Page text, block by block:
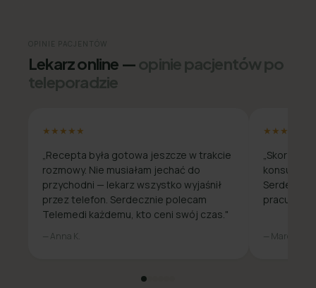
OPINIE PACJENTÓW
Lekarz online —opinie pacjentów po
teleporadzie
★★★★★
„Recepta była gotowa jeszcze w trakcie
rozmowy. Nie musiałam jechać do
przychodni — lekarz wszystko wyjaśnił
przez telefon. Serdecznie polecam
Telemedi każdemu, kto ceni swój czas."
— Anna K.
★★★★★
pracuje
— Marcin W.